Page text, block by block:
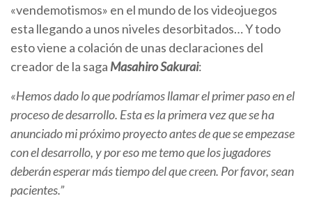
«vendemotismos» en el mundo de los videojuegos
esta llegando a unos niveles desorbitados… Y todo
esto viene a colación de unas declaraciones del
creador de la saga Masahiro Sakurai:
«Hemos dado lo que podríamos llamar el primer paso en el
proceso de desarrollo. Esta es la primera vez que se ha
anunciado mi próximo proyecto antes de que se empezase
con el desarrollo, y por eso me temo que los jugadores
deberán esperar más tiempo del que creen. Por favor, sean
pacientes.”